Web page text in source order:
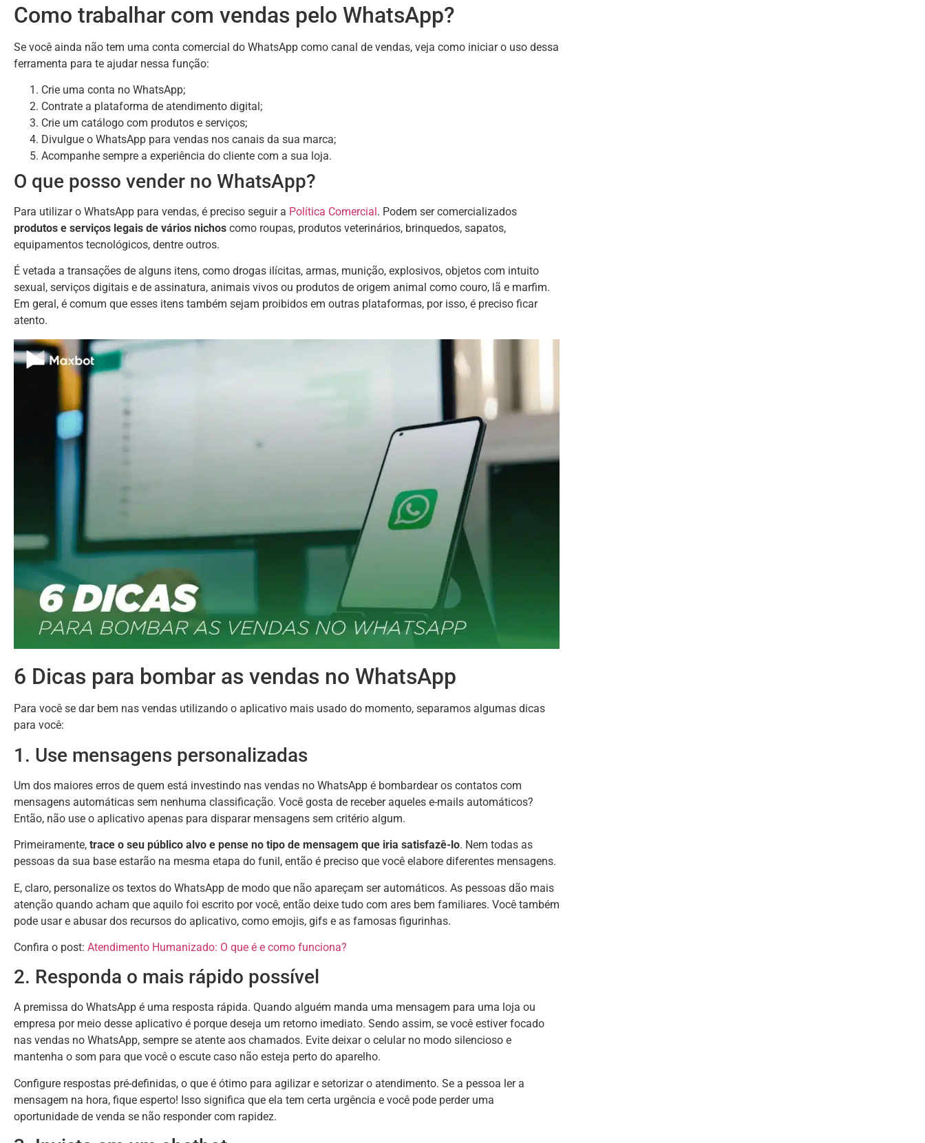
Como trabalhar com vendas pelo WhatsApp?
Se você ainda não tem uma conta comercial do WhatsApp como canal de vendas, veja como iniciar o uso dessa
ferramenta para te ajudar nessa função:
Crie uma conta no WhatsApp;
Contrate a plataforma de atendimento digital;
Crie um catálogo com produtos e serviços;
Divulgue o WhatsApp para vendas nos canais da sua marca;
Acompanhe sempre a experiência do cliente com a sua loja.
O que posso vender no WhatsApp?
Para utilizar o WhatsApp para vendas, é preciso seguir a Política Comercial. Podem ser comercializados
produtos e serviços legais de vários nichos como roupas, produtos veterinários, brinquedos, sapatos,
equipamentos tecnológicos, dentre outros.
É vetada a transações de alguns itens, como drogas ilícitas, armas, munição, explosivos, objetos com intuito
sexual, serviços digitais e de assinatura, animais vivos ou produtos de origem animal como couro, lã e marfim.
Em geral, é comum que esses itens também sejam proibidos em outras plataformas, por isso, é preciso ficar
atento.
6 Dicas para bombar as vendas no WhatsApp
Para você se dar bem nas vendas utilizando o aplicativo mais usado do momento, separamos algumas dicas
para você:
1. Use mensagens personalizadas
Um dos maiores erros de quem está investindo nas vendas no WhatsApp é bombardear os contatos com
mensagens automáticas sem nenhuma classificação. Você gosta de receber aqueles e-mails automáticos?
Então, não use o aplicativo apenas para disparar mensagens sem critério algum.
Primeiramente, trace o seu público alvo e pense no tipo de mensagem que iria satisfazê-lo. Nem todas as
pessoas da sua base estarão na mesma etapa do funil, então é preciso que você elabore diferentes mensagens.
E, claro, personalize os textos do WhatsApp de modo que não apareçam ser automáticos. As pessoas dão mais
atenção quando acham que aquilo foi escrito por você, então deixe tudo com ares bem familiares. Você também
pode usar e abusar dos recursos do aplicativo, como emojis, gifs e as famosas figurinhas.
Confira o post: Atendimento Humanizado: O que é e como funciona?
2. Responda o mais rápido possível
A premissa do WhatsApp é uma resposta rápida. Quando alguém manda uma mensagem para uma loja ou
empresa por meio desse aplicativo é porque deseja um retorno imediato. Sendo assim, se você estiver focado
nas vendas no WhatsApp, sempre se atente aos chamados. Evite deixar o celular no modo silencioso e
mantenha o som para que você o escute caso não esteja perto do aparelho.
Configure respostas pré-definidas, o que é ótimo para agilizar e setorizar o atendimento. Se a pessoa ler a
mensagem na hora, fique esperto! Isso significa que ela tem certa urgência e você pode perder uma
oportunidade de venda se não responder com rapidez.